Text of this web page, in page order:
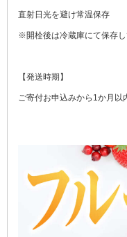
直射日光を避け常温保存
※開栓後は冷蔵庫にて保存
【発送時期】
ご寄付お申込みから1か月以